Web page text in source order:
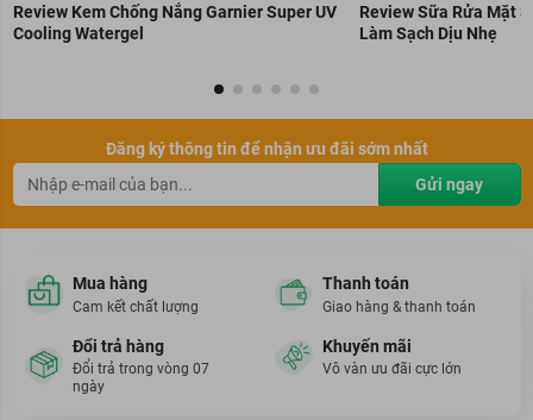
Review Kem Chống Nắng Garnier Super UV
Cooling Watergel
Review Sữa Rửa Mặt
Làm Sạch Dịu Nhẹ
Đăng ký thông tin để nhận ưu đãi sớm nhất
Gửi ngay
Mua hàng
Cam kết chất lượng
Thanh toán
Giao hàng & thanh toán
Đổi trả hàng
Đổi trả trong vòng 07
ngày
Khuyến mãi
Vô vàn ưu đãi cực lớn